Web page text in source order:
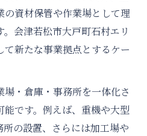
資材保管や作業場として理
会津若松市大戸町石村エリ
新たな事業拠点とするケー
・倉庫・事務所を一体化さ
です。例えば、重機や大型
の設置、さらには加工場や